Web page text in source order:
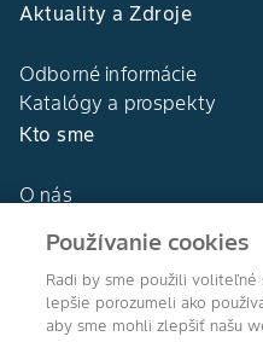
Aktuality a Zdroje
Odborné informácie
Katalógy a prospekty
Kto sme
O nás
DEKALB®
Naše hodnoty
Používanie cookies
Radi by sme použili voliteľné
lepšie porozumeli ako
aby sme mohli zlepšiť našu